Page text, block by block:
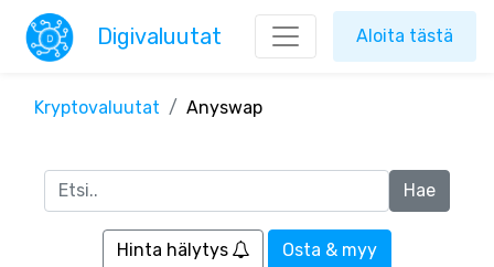
Digivaluutat Aloita tästä
Kryptovaluutat Anyswap
Hinta hälytys Osta & myy